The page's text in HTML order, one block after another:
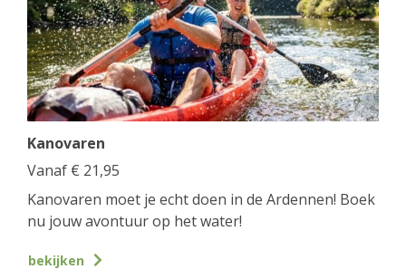
Kanovaren
Vanaf € 21,95
Kanovaren moet je echt doen in de Ardennen! Boek
nu jouw avontuur op het water!
bekijken